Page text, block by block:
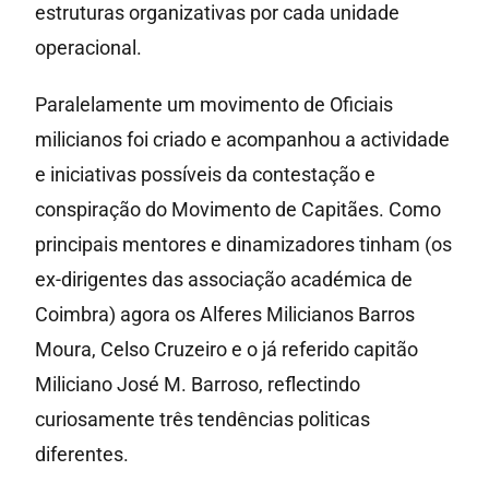
estruturas organizativas por cada unidade
operacional.
Paralelamente um movimento de Oficiais
milicianos foi criado e acompanhou a actividade
e iniciativas possíveis da contestação e
conspiração do Movimento de Capitães. Como
principais mentores e dinamizadores tinham (os
ex-dirigentes das associação académica de
Coimbra) agora os Alferes Milicianos Barros
Moura, Celso Cruzeiro e o já referido capitão
Miliciano José M. Barroso, reflectindo
curiosamente três tendências politicas
diferentes.